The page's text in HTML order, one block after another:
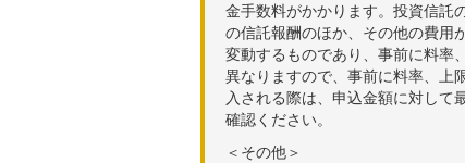
金手数料がかかります。投資信託
の信託報酬のほか、その他の費用
変動するものであり、事前に料率
異なりますので、事前に料率、上
入される際は、申込金額に対して
確認ください。
＜その他＞